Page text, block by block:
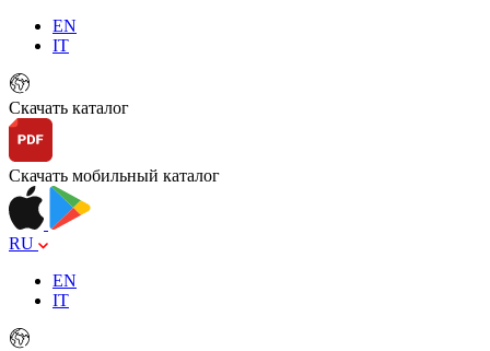
EN
IT
Скачать каталог
Скачать мобильный каталог
RU
EN
IT